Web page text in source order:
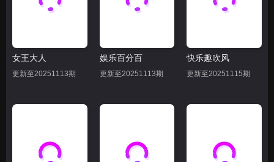
女王大人
更新至20251113期
娱乐百分百
更新至20251113期
快乐趣吹风
更新至20251115期